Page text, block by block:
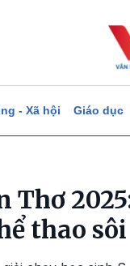
- Xã hội Giáo dục
Thơ
thao